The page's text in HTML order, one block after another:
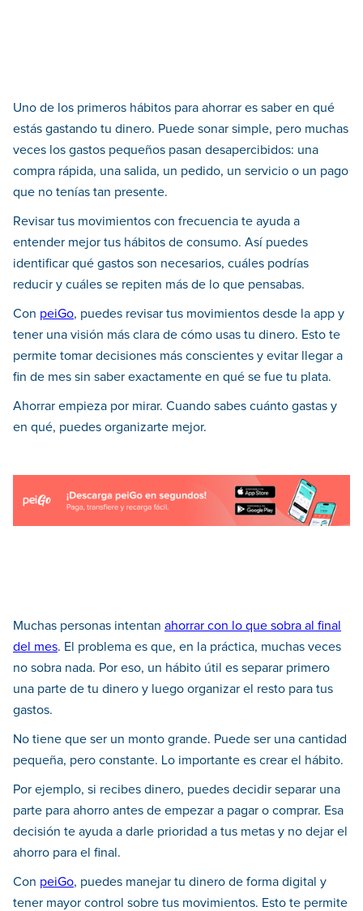
Uno de los primeros hábitos para ahorrar es saber en qué
estás gastando tu dinero. Puede sonar simple, pero muchas
veces los gastos pequeños pasan desapercibidos: una
compra rápida, una salida, un pedido, un servicio o un pago
que no tenías tan presente.
Revisar tus movimientos con frecuencia te ayuda a
entender mejor tus hábitos de consumo. Así puedes
identificar qué gastos son necesarios, cuáles podrías
reducir y cuáles se repiten más de lo que pensabas.
Con peiGo, puedes revisar tus movimientos desde la app y
tener una visión más clara de cómo usas tu dinero. Esto te
permite tomar decisiones más conscientes y evitar llegar a
fin de mes sin saber exactamente en qué se fue tu plata.
Ahorrar empieza por mirar. Cuando sabes cuánto gastas y
en qué, puedes organizarte mejor.
Muchas personas intentan ahorrar con lo que sobra al final
del mes. El problema es que, en la práctica, muchas veces
no sobra nada. Por eso, un hábito útil es separar primero
una parte de tu dinero y luego organizar el resto para tus
gastos.
No tiene que ser un monto grande. Puede ser una cantidad
pequeña, pero constante. Lo importante es crear el hábito.
Por ejemplo, si recibes dinero, puedes decidir separar una
parte para ahorro antes de empezar a pagar o comprar. Esa
decisión te ayuda a darle prioridad a tus metas y no dejar el
ahorro para el final.
Con peiGo, puedes manejar tu dinero de forma digital y
tener mayor control sobre tus movimientos. Esto te permite